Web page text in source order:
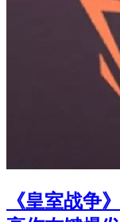
《皇室战争